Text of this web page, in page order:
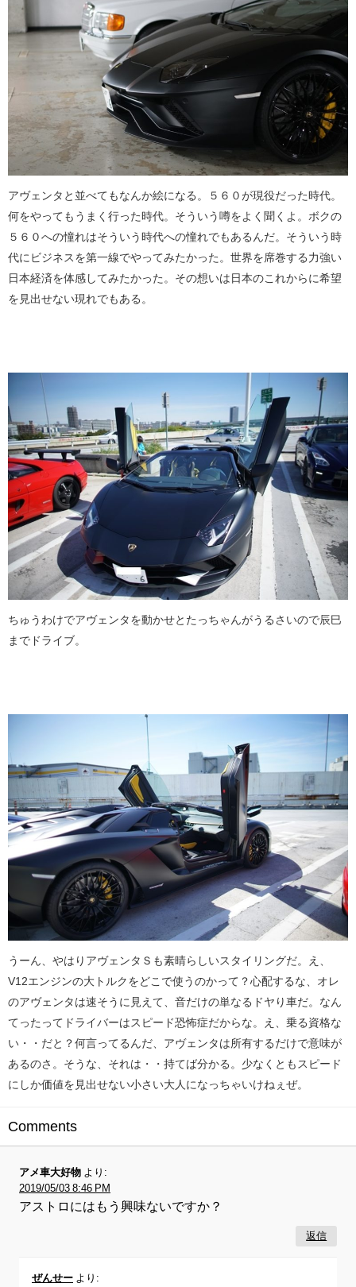
アヴェンタと並べてもなんか絵になる。５６０が現役だった時代。
何をやってもうまく行った時代。そういう噂をよく聞くよ。ボクの
５６０への憧れはそういう時代への憧れでもあるんだ。そういう時
代にビジネスを第一線でやってみたかった。世界を席巻する力強い
日本経済を体感してみたかった。その想いは日本のこれからに希望
を見出せない現れでもある。
ちゅうわけでアヴェンタを動かせとたっちゃんがうるさいので辰巳
までドライブ。
うーん、やはりアヴェンタＳも素晴らしいスタイリングだ。え、
V12エンジンの大トルクをどこで使うのかって？心配するな、オレ
のアヴェンタは速そうに見えて、音だけの単なるドヤり車だ。なん
てったってドライバーはスピード恐怖症だからな。え、乗る資格な
い・・だと？何言ってるんだ、アヴェンタは所有するだけで意味が
あるのさ。そうな、それは・・持てば分かる。少なくともスピード
にしか価値を見出せない小さい大人になっちゃいけねぇぜ。
Comments
アメ車大好物 より:
2019/05/03 8:46 PM
アストロにはもう興味ないですか？
返信
ぜんせー より: